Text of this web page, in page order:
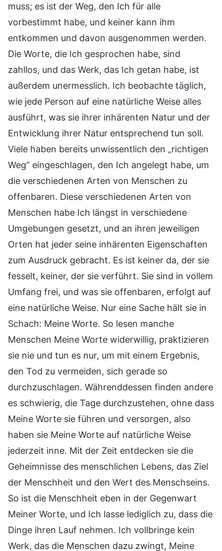
muss; es ist der Weg, den Ich für alle
vorbestimmt habe, und keiner kann ihm
entkommen und davon ausgenommen werden.
Die Worte, die Ich gesprochen habe, sind
zahllos, und das Werk, das Ich getan habe, ist
außerdem unermesslich. Ich beobachte täglich,
wie jede Person auf eine natürliche Weise alles
ausführt, was sie ihrer inhärenten Natur und der
Entwicklung ihrer Natur entsprechend tun soll.
Viele haben bereits unwissentlich den „richtigen
Weg“ eingeschlagen, den Ich angelegt habe, um
die verschiedenen Arten von Menschen zu
offenbaren. Diese verschiedenen Arten von
Menschen habe Ich längst in verschiedene
Umgebungen gesetzt, und an ihren jeweiligen
Orten hat jeder seine inhärenten Eigenschaften
zum Ausdruck gebracht. Es ist keiner da, der sie
fesselt, keiner, der sie verführt. Sie sind in vollem
Umfang frei, und was sie offenbaren, erfolgt auf
eine natürliche Weise. Nur eine Sache hält sie in
Schach: Meine Worte. So lesen manche
Menschen Meine Worte widerwillig, praktizieren
sie nie und tun es nur, um mit einem Ergebnis,
den Tod zu vermeiden, sich gerade so
durchzuschlagen. Währenddessen finden andere
es schwierig, die Tage durchzustehen, ohne dass
Meine Worte sie führen und versorgen, also
haben sie Meine Worte auf natürliche Weise
jederzeit inne. Mit der Zeit entdecken sie die
Geheimnisse des menschlichen Lebens, das Ziel
der Menschheit und den Wert des Menschseins.
So ist die Menschheit eben in der Gegenwart
Meiner Worte, und Ich lasse lediglich zu, dass die
Dinge ihren Lauf nehmen. Ich vollbringe kein
Werk, das die Menschen dazu zwingt, Meine